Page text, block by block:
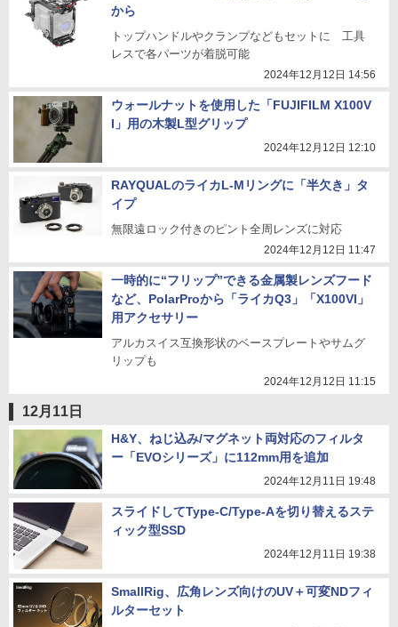
から
トップハンドルやクランプなどもセットに 工具
レスで各パーツが着脱可能
2024年12月12日 14:56
ウォールナットを使用した「FUJIFILM X100V
I」用の木製L型グリップ
2024年12月12日 12:10
RAYQUALのライカL-Mリングに「半欠き」タ
イプ
無限遠ロック付きのピント全周レンズに対応
2024年12月12日 11:47
一時的に“フリップ”できる金属製レンズフード
など、PolarProから「ライカQ3」「X100VI」
用アクセサリー
アルカスイス互換形状のベースプレートやサムグ
リップも
2024年12月12日 11:15
12月11日
H&Y、ねじ込み/マグネット両対応のフィルタ
ー「EVOシリーズ」に112mm用を追加
2024年12月11日 19:48
スライドしてType-C/Type-Aを切り替えるステ
ィック型SSD
2024年12月11日 19:38
SmallRig、広角レンズ向けのUV＋可変NDフィ
ルターセット